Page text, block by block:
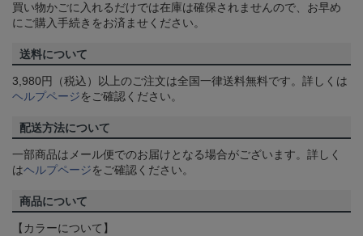
買い物かごに入れるだけでは在庫は確保されませんので、お早め
にご購入手続きをお済ませください。
送料について
3,980円（税込）以上のご注文は全国一律送料無料です。詳しくは
ヘルプページをご確認ください。
配送方法について
一部商品はメール便でのお届けとなる場合がございます。詳しく
はヘルプページをご確認ください。
商品について
【カラーについて】